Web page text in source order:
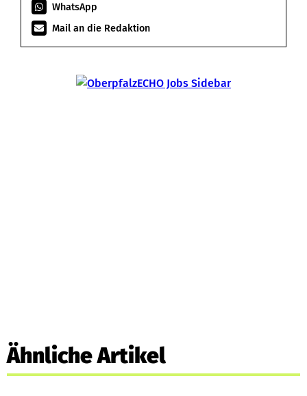
WhatsApp
Mail an die Redaktion
Ähnliche Artikel